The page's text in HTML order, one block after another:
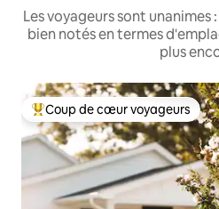
Les voyageurs sont
bien notés en termes
plus
Coups de cœur voyageurs les
Coup de cœur voyageurs